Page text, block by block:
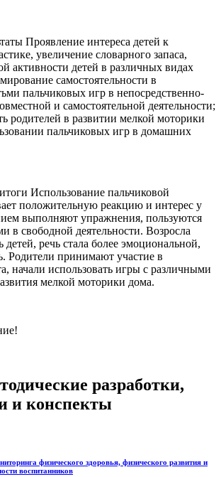
Проявление интереса детей к
увеличение словарного запаса,
активности детей в различных видах
самостоятельности в
пальчиковых игр в непосредственно-
и самостоятельной деятельности;
родителей в развитии мелкой моторики
пальчиковых игр в домашних
Использование пальчиковой
положительную реакцию и интерес у
выполняют упражнения, пользуются
в свободной деятельности. Возросла
детей, речь стала более эмоциональной,
Родители принимают участие в
начали использовать игры с различными
мелкой моторики дома.
разработки,
и конспекты
физического здоровья, физического развития и
воспитанников